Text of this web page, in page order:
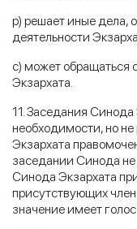
р) решает иные дела,
деятельности
с) может обращаться
Экзархата.
11. Заседания
необходимости, но
Экзархата
заседании Синода
Синода Экзархата
присутствующих
значение имеет